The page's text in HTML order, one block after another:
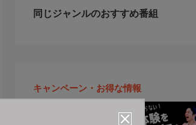
同じジャンルのおすすめ番組
キャンペーン・お得な情報